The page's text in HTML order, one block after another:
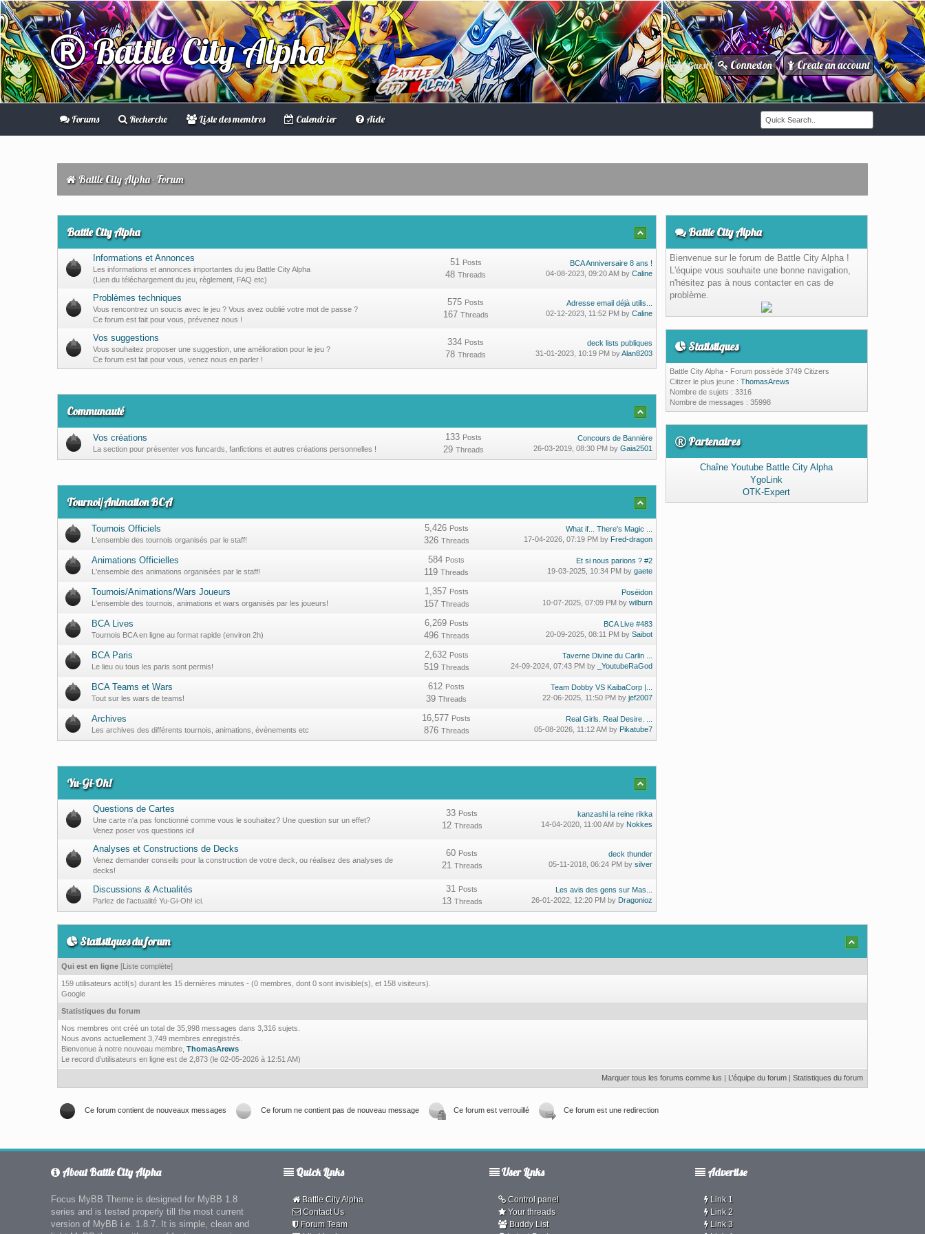
Battle City Alpha Howdy Guest! Connexion / Create an account
Forums Recherche Liste des membres Calendrier Aide
Battle City Alpha - Forum
Battle City Alpha
Informations et Annonces
Les informations et annonces importantes du jeu Battle City Alpha
(Lien du téléchargement du jeu, règlement, FAQ etc)
51 Posts
48Threads
BCA Anniversaire 8 ans !
04-08-2023, 09:20 AM byCaline
Problèmes techniques
Vous rencontrez un soucis avec le jeu ? Vous avez oublié votre mot de passe ?
Ce forum est fait pour vous, prévenez nous !
575 Posts
167 Threads
Adresse email déjà utilis...
02-12-2023, 11:52 PM byCaline
Vos suggestions
Vous souhaitez proposer une suggestion, une amélioration pour le jeu ?
Ce forum est fait pour vous, venez nous en parler !
334 Posts
78Threads
deck lists publiques
31-01-2023, 10:19 PM byAlan8203
Communauté
Vos créations
La section pour présenter vos funcards, fanfictions et autres créations personnelles !
133 Posts
29Threads
Concours de Bannière
26-03-2019, 08:30 PM byGaia2501
Tournoi/Animation BCA
Tournois Officiels
L'ensemble des tournois organisés par le staff!
5,426 Posts
326 Threads
What if... There's Magic ...
17-04-2026, 07:19 PM byFred-dragon
Animations Officielles
L'ensemble des animations organisées par le staff!
584 Posts
119Threads
Et si nous parions ? #2
19-03-2025, 10:34 PM bygaete
Tournois/Animations/Wars Joueurs
L'ensemble des tournois, animations et wars organisés par les joueurs!
1,357 Posts
157 Threads
Poséidon
10-07-2025, 07:09 PM bywilburn
BCA Lives
Tournois BCA en ligne au format rapide (environ 2h)
6,269 Posts
496 Threads
BCA Live #483
20-09-2025, 08:11 PM bySaibot
BCA Paris
Le lieu ou tous les paris sont permis!
2,632 Posts
519 Threads
Taverne Divine du Carlin ...
24-09-2024, 07:43 PM by
_YoutubeRaGod
BCA Teams et Wars
Tout sur les wars de teams!
612 Posts
39Threads
Team Dobby VS KaibaCorp |...
22-06-2025, 11:50 PM byjef2007
Archives
Les archives des différents tournois, animations, évènements etc
16,577 Posts
876 Threads
Real Girls. Real Desire. ...
05-08-2026, 11:12 AM byPikatube7
Yu-Gi-Oh!
Questions de Cartes
Une carte n'a pas fonctionné comme vous le souhaitez? Une question sur un effet?
Venez poser vos questions ici!
33 Posts
12 Threads
kanzashi la reine rikka
14-04-2020, 11:00 AM by Nokkes
Analyses et Constructions de Decks
Venez demander conseils pour la construction de votre deck, ou réalisez des analyses de
decks!
60 Posts
21 Threads
deck thunder
05-11-2018, 06:24 PM bysilver
Discussions & Actualités
Parlez de l'actualité Yu-Gi-Oh! ici.
31 Posts
13 Threads
Les avis des gens sur Mas...
26-01-2022, 12:20 PM byDragonioz
Battle City Alpha
Bienvenue sur le forum de Battle City Alpha !
L'équipe vous souhaite une bonne navigation,
n'hésitez pas à nous contacter en cas de
problème.
Statistiques
Battle City Alpha - Forum possède 3749 Citizers
Citizer le plus jeune : ThomasArews
Nombre de sujets : 3316
Nombre de messages : 35998
Partenaires
Chaîne Youtube Battle City Alpha
YgoLink
OTK-Expert
Statistiques du forum
Qui est en ligne[Liste complète]
159 utilisateurs actif(s) durant les 15 dernières minutes - (0 membres, dont 0 sont invisible(s), et 158 visiteurs).
Google
Statistiques du forum
Nos membres ont créé un total de 35,998 messages dans 3,316 sujets.
Nous avons actuellement 3,749 membres enregistrés.
Bienvenue à notre nouveau membre, ThomasArews
Le record d’utilisateurs en ligne est de 2,873 (le 02-05-2026 à 12:51 AM)
Marquer tous les forums comme lus | L’équipe du forum | Statistiques du forum
Ce forum contient de nouveaux messages Ce forum ne contient pas de nouveau message Ce forum est verrouillé Ce forum est une redirection
About Battle City Alpha
Focus MyBB Theme is designed for MyBB 1.8
series and is tested properly till the most current
version of MyBB i.e. 1.8.7. It is simple, clean and
Quick Links
Battle City Alpha
Contact Us
Forum Team
User Links
Control panel
Your threads
Buddy List
Advertise
Link 1
Link 2
Link 3